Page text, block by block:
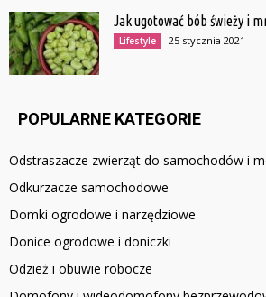
Jak ugotować bób świeży i
Lifestyle 25 stycznia 2021
POPULARNE KATEGORIE
Odstraszacze zwierząt do samochodów i
Odkurzacze samochodowe
Domki ogrodowe i narzędziowe
Donice ogrodowe i doniczki
Odzież i obuwie robocze